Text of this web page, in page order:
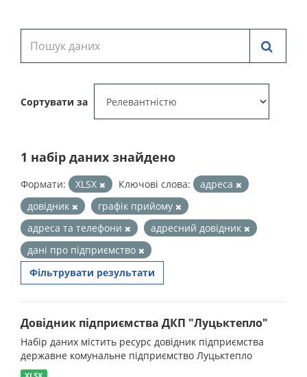
Сортувати за
1 набір даних знайдено
Формати: XLSX Ключові слова:
адреса
довідник
графік прийому
адреса та телефони
адресний довідник
дані про підприємство
Фільтрувати результати
Довідник підприємства ДКП "Луцьктепло"
Набір даних містить ресурс довідник підприємства
державне комунальне підприємство Луцьктепло